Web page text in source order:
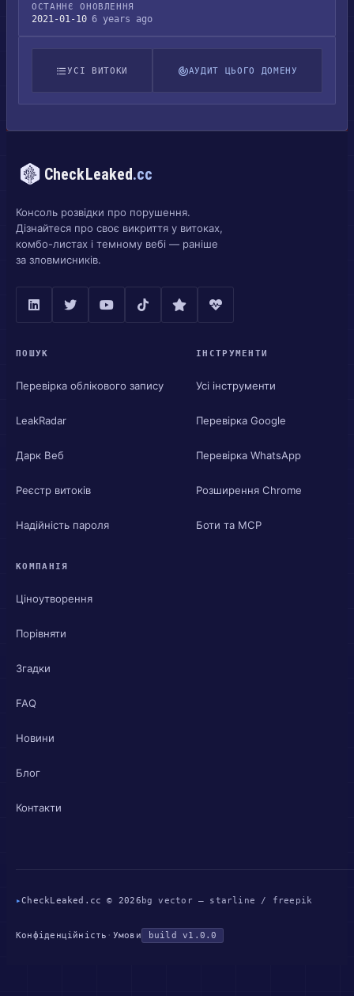
ОСТАННЄ ОНОВЛЕННЯ
2021-01-10 6 years ago
УСІ ВИТОКИ АУДИТ ЦЬОГО ДОМЕНУ
CheckLeaked.cc
Консоль розвідки про порушення.
Дізнайтеся про своє викриття у витоках,
комбо-листах і темному вебі — раніше
за зловмисників.
ПОШУК
Перевірка облікового запису
LeakRadar
Дарк Веб
Реєстр витоків
Надійність пароля
ІНСТРУМЕНТИ
Усі інструменти
Перевірка Google
Перевірка WhatsApp
Розширення Chrome
Боти та MCP
КОМПАНІЯ
Ціноутворення
Порівняти
Згадки
FAQ
Новини
Блог
Контакти
▸CheckLeaked.cc © 2026 bg vector — starline / freepik
Конфіденційність · Умови build v1.0.0